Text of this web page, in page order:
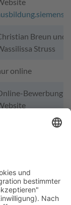
Breun und
Struss
online
Bewerbung